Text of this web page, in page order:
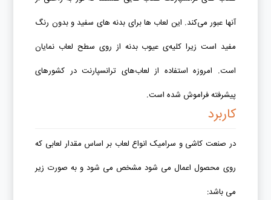
آنها عبور می‌کند. این لعاب ها برای بدنه های سفید و بدون رنگ
مفید است زیرا کلیه‌ی عیوب بدنه از روی سطح لعاب نمایان
است. امروزه استفاده از لعاب‌های ترانسپارنت در کشورهای
پیشرفته فراموش شده است.
کاربرد
در صنعت کاشی و سرامیک انواع لعاب بر اساس مقدار لعابی که
روی محصول اعمال می شود مشخص می شود و به صورت زیر
می باشد: